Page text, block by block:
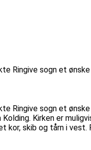
Ringive sogn et
Ringive sogn et
Kirken er
skib og tårn i